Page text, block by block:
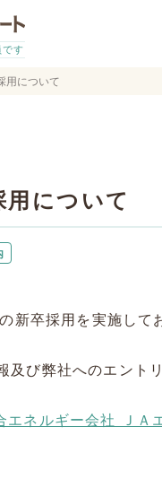
す
用について
について
卒採用を実施して
及び弊社へのエント
エネルギー会社 Ｊ